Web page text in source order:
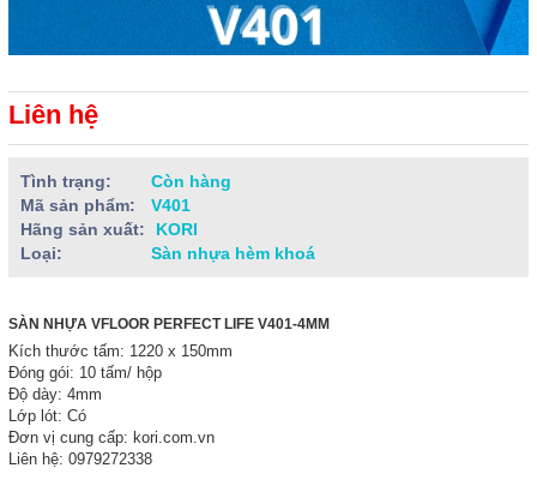
Liên hệ
Tình trạng:
Còn hàng
Mã sản phẩm:
V401
Hãng sản xuất:
KORI
Loại:
Sàn nhựa hèm khoá
SÀN NHỰA VFLOOR PERFECT LIFE V401-4MM
Kích thước tấm: 1220 x 150mm
Đóng gói: 10 tấm/ hộp
Độ dày: 4mm
Lớp lót: Có
Đơn vị cung cấp: kori.com.vn
Liên hệ: 0979272338